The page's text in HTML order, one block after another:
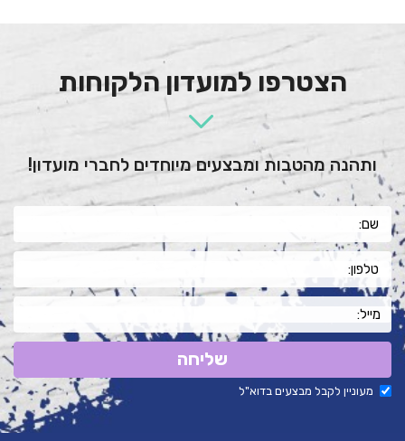
הצטרפו למועדון הלקוחות
ותהנה מהטבות ומבצעים מיוחדים לחברי מועדון!
שליחה
מעוניין לקבל מבצעים בדוא"ל